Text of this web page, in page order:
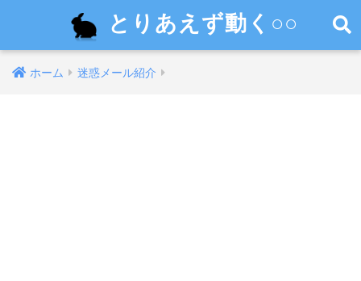
とりあえず動く○○
ホーム 迷惑メール紹介